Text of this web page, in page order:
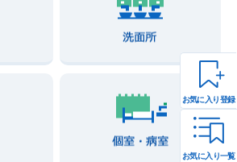
お気に入り登録
お気に入り一覧